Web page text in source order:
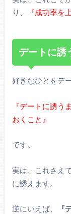
り、
『成功率を
デートに誘
好きなひとをデ
『デートに誘う
おくこと』
です。
実は、これさえ
に誘えます。
逆にいえば、 『